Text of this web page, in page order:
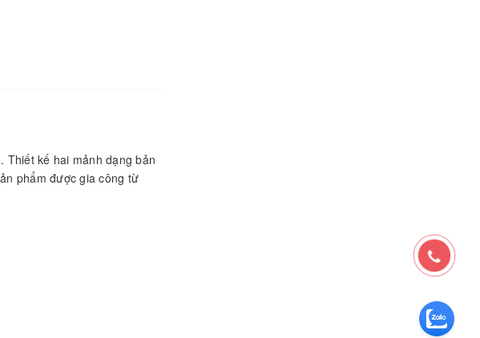
Thiết kế hai mảnh dạng bản
phẩm được gia công từ